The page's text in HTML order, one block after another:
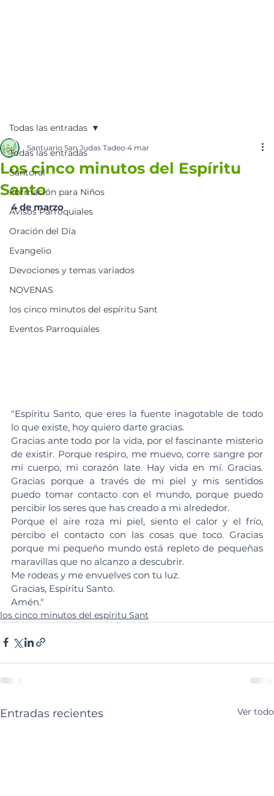
Todas las entradas
Santoral
Formación para Niños
Avisos Parroquiales
Oración del Día
Evangelio
Devociones y temas variados
NOVENAS
los cinco minutos del espíritu Sant
Eventos Parroquiales
Todas las entradas
Los cinco minutos del Espíritu
Santo
Santuario San Judas Tadeo 4 mar
4 de marzo
"Espíritu Santo, que eres la fuente inagotable de todo
lo que existe, hoy quiero darte gracias.
Gracias ante todo por la vida, por el fascinante misterio
de existir. Porque respiro, me muevo, corre sangre por
mi cuerpo, mi corazón late. Hay vida en mí. Gracias.
Gracias porque a través de mi piel y mis sentidos
puedo tomar contacto con el mundo, porque puedo
percibir los seres que has creado a mi alrededor.
Porque el aire roza mi piel, siento el calor y el frío,
percibo el contacto con las cosas que toco. Gracias
porque mi pequeño mundo está repleto de pequeñas
maravillas que no alcanzo a descubrir.
Me rodeas y me envuelves con tu luz.
Gracias, Espíritu Santo.
Amén."
los cinco minutos del espíritu Sant
Entradas recientes Ver todo